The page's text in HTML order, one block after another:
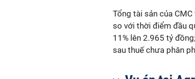
Tổng tài sản của
so với thời điểm đầu
11% lên 2.965 tỷ
sau thuế chưa phân